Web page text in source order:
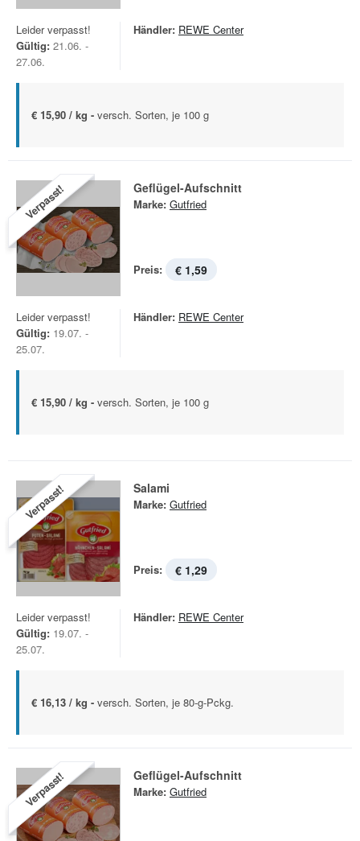
Leider verpasst!
Gültig: 21.06. -
27.06.
Händler: REWE Center
€ 15,90 / kg - versch. Sorten, je 100 g
Verpasst! Geflügel-Aufschnitt
Marke: Gutfried
Preis: € 1,59
Leider verpasst!
Gültig: 19.07. -
25.07.
Händler: REWE Center
€ 15,90 / kg - versch. Sorten, je 100 g
Verpasst! Salami
Marke: Gutfried
Preis: € 1,29
Leider verpasst!
Gültig: 19.07. -
25.07.
Händler: REWE Center
€ 16,13 / kg - versch. Sorten, je 80-g-Pckg.
Verpasst! Geflügel-Aufschnitt
Marke: Gutfried